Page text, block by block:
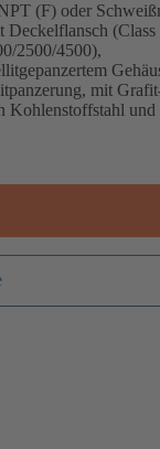
(F) oder
Deckelflansch
2500/4500),
mit
Kohlenstoffstahl und